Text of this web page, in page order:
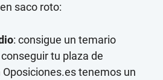
saco roto:
: consigue un temario
tu plaza de
tenemos un